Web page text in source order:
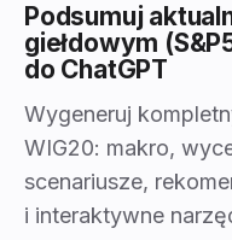
Podsumuj
giełdowym
do ChatGPT
Wygeneruj
WIG20: makro,
scenariusze,
i interaktywne